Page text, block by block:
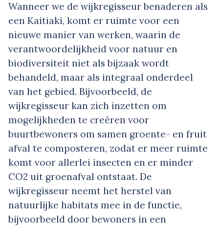
Wanneer we de wijkregisseur benaderen als
een Kaitiaki, komt er ruimte voor een
nieuwe manier van werken, waarin de
verantwoordelijkheid voor natuur en
biodiversiteit niet als bijzaak wordt
behandeld, maar als integraal onderdeel
van het gebied. Bijvoorbeeld, de
wijkregisseur kan zich inzetten om
mogelijkheden te creëren voor
buurtbewoners om samen groente- en fruit
afval te composteren, zodat er meer ruimte
komt voor allerlei insecten en er minder
CO2 uit groenafval ontstaat. De
wijkregisseur neemt het herstel van
natuurlijke habitats mee in de functie,
bijvoorbeeld door bewoners in een